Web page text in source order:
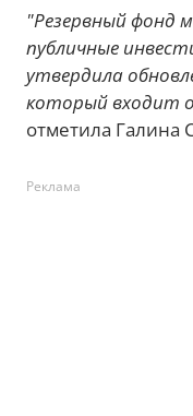
"Резервный фонд
публичные
утвердила
который входит
отметила Галина
Реклама